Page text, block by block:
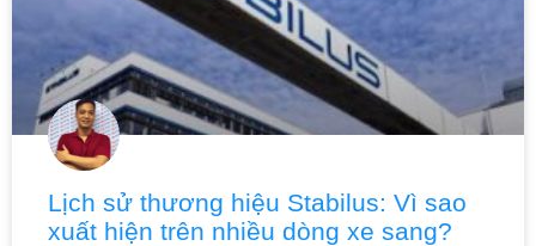
Lịch sử thương hiệu Stabilus: Vì sao
xuất hiện trên nhiều dòng xe sang?